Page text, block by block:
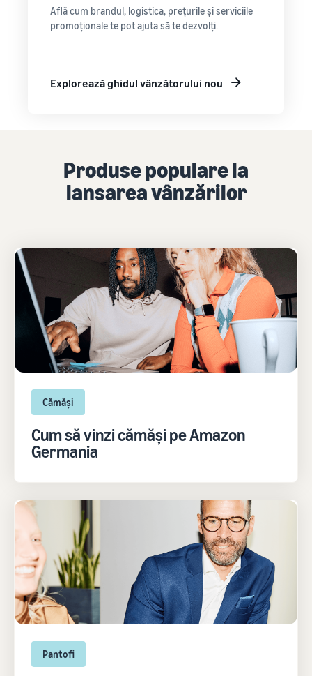
Află cum brandul, logistica, prețurile și serviciile
promoționale te pot ajuta să te dezvolți.
Explorează ghidul vânzătorului nou
Produse populare la
lansarea vânzărilor
Cămăși
Cum să vinzi cămăși pe Amazon
Germania
Pantofi